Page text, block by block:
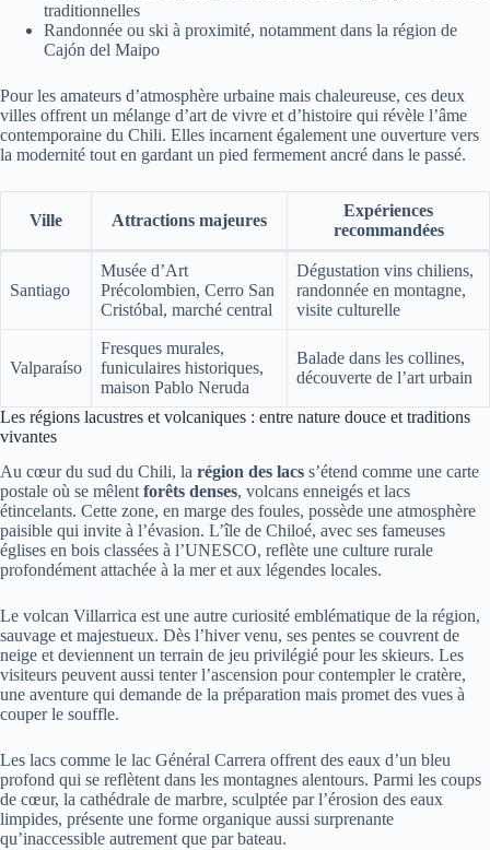
traditionnelles
Randonnée ou ski à proximité, notamment dans la région de
Cajón del Maipo
Pour les amateurs d’atmosphère urbaine mais chaleureuse, ces deux
villes offrent un mélange d’art de vivre et d’histoire qui révèle l’âme
contemporaine du Chili. Elles incarnent également une ouverture vers
la modernité tout en gardant un pied fermement ancré dans le passé.
Ville Attractions majeures
Expériences
recommandées
Santiago
Musée d’Art
Précolombien, Cerro San
Cristóbal, marché central
Dégustation vins chiliens,
randonnée en montagne,
visite culturelle
Valparaíso
Fresques murales,
funiculaires historiques,
maison Pablo Neruda
Balade dans les collines,
découverte de l’art urbain
Les régions lacustres et volcaniques : entre nature douce et traditions
vivantes
Au cœur du sud du Chili, la région des lacs s’étend comme une carte
postale où se mêlent forêts denses, volcans enneigés et lacs
étincelants. Cette zone, en marge des foules, possède une atmosphère
paisible qui invite à l’évasion. L’île de Chiloé, avec ses fameuses
églises en bois classées à l’UNESCO, reflète une culture rurale
profondément attachée à la mer et aux légendes locales.
Le volcan Villarrica est une autre curiosité emblématique de la région,
sauvage et majestueux. Dès l’hiver venu, ses pentes se couvrent de
neige et deviennent un terrain de jeu privilégié pour les skieurs. Les
visiteurs peuvent aussi tenter l’ascension pour contempler le cratère,
une aventure qui demande de la préparation mais promet des vues à
couper le souffle.
Les lacs comme le lac Général Carrera offrent des eaux d’un bleu
profond qui se reflètent dans les montagnes alentours. Parmi les coups
de cœur, la cathédrale de marbre, sculptée par l’érosion des eaux
limpides, présente une forme organique aussi surprenante
qu’inaccessible autrement que par bateau.